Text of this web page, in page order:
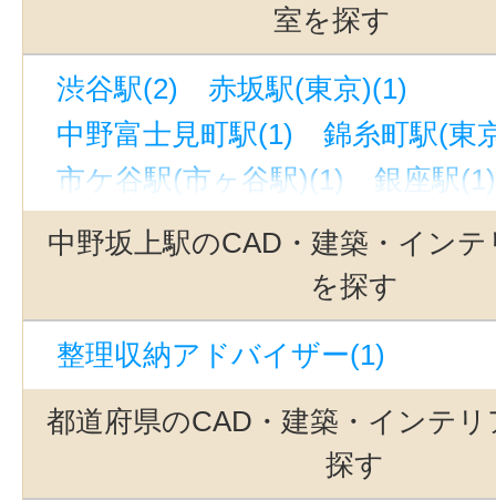
室を探す
渋谷駅(2)
赤坂駅(東京)(1)
中野富士見町駅(1)
錦糸町駅(東
市ケ谷駅(市ヶ谷駅)(1)
銀座駅(1)
代々木駅(1)
西新宿五丁目駅(1)
麹町駅(1)
上野駅
南新宿駅(1)
新宿駅(1)
立川駅
表参道駅(1)
上野広小路駅(1)
新線新宿駅(1)
八王子駅(1)
新
明治神宮前〈
中野坂上駅のCAD・建築・イン
を探す
整理収納アドバイザー(1)
都道府県のCAD・建築・インテ
探す